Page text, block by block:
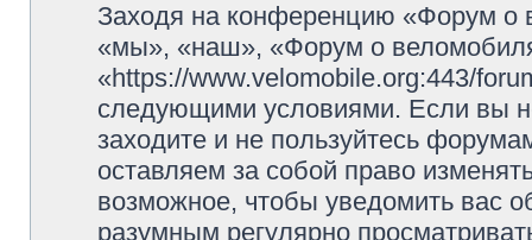
Заходя на конференцию «Форум о
«мы», «наш», «Форум о
«https://www.velomobile.org:443/
следующими условиями. Если вы
заходите и не пользуйтесь
оставляем за собой право
возможное, чтобы уведомить вас
разумным регулярно